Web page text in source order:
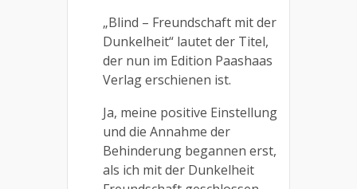
„Blind – Freundschaft mit der
Dunkelheit“ lautet der Titel,
der nun im Edition Paashaas
Verlag erschienen ist.
Ja, meine positive Einstellung
und die Annahme der
Behinderung begannen erst,
als ich mit der Dunkelheit